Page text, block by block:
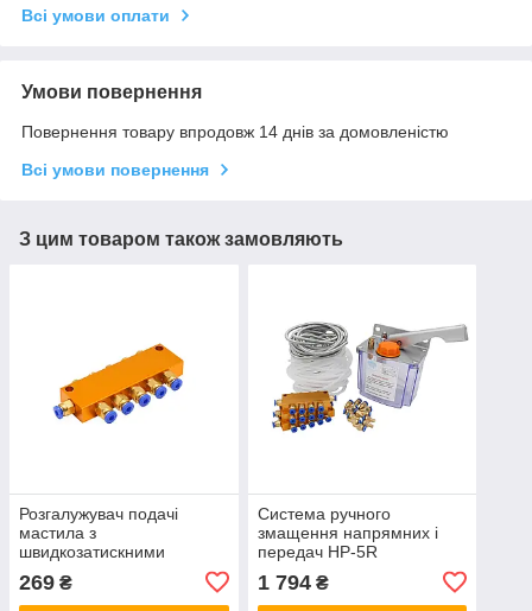
Всі умови оплати
Умови повернення
Повернення товару впродовж 14 днів за домовленістю
Всі умови повернення
З цим товаром також замовляють
Розгалужувач подачі
мастила з
швидкозатискними
269 ₴
Система ручного
змащення напрямних і
передач HP-5R
1 794₴